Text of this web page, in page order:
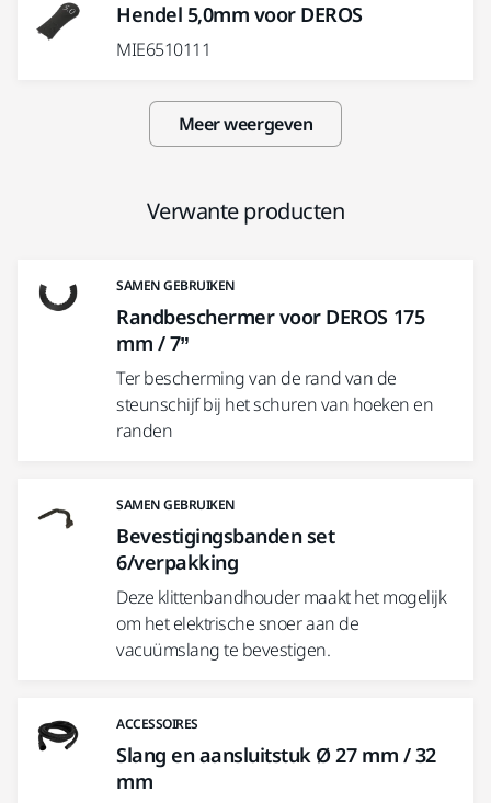
Hendel 5,0mm voor DEROS
MIE6510111
Meer weergeven
Verwante producten
SAMEN GEBRUIKEN
Randbeschermer voor DEROS 175
mm / 7”
Ter bescherming van de rand van de
steunschijf bij het schuren van hoeken en
randen
SAMEN GEBRUIKEN
Bevestigingsbanden set
6/verpakking
Deze klittenbandhouder maakt het mogelijk
om het elektrische snoer aan de
vacuümslang te bevestigen.
ACCESSOIRES
Slang en aansluitstuk Ø 27 mm / 32
mm